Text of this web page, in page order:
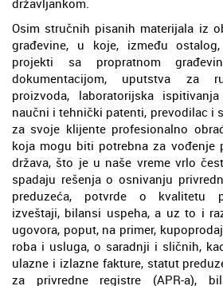
Osim stručnih pisanih materijala iz
građevine, u koje, između
projekti sa propratnom
dokumentacijom, uputstva za
proizvoda, laboratorijska
naučni i tehnički patenti, prevodilac i
za svoje klijente profesionalno
koja mogu biti potrebna za vođenje
država, što je u naše vreme vrlo
spadaju rešenja o osnivanju
preduzeća, potvrde o kvalitetu
izveštaji, bilansi uspeha, a uz to i
ugovora, poput, na primer,
roba i usluga, o saradnji i sličnih,
ulazne i izlazne fakture, statut
za privredne registre (APR-a),